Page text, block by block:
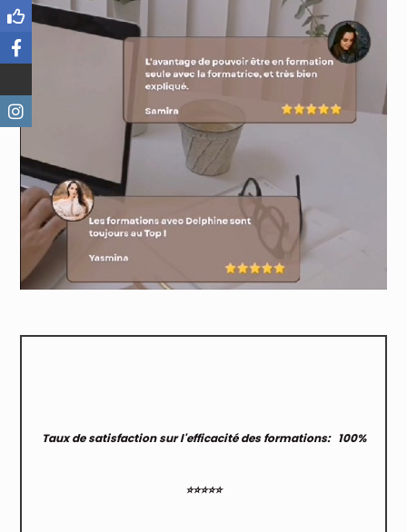
Taux de satisfactionsur l'efficacité des formations: 100%
⭐⭐⭐⭐⭐